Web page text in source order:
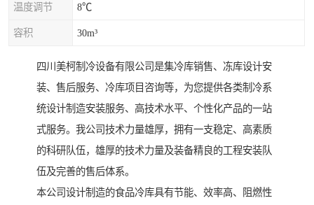
温度调节 8℃
容积 30m³
四川美柯制冷设备有限公司是集冷库销售、冻库设计安
装、售后服务、冷库项目咨询等，为您提供各类制冷系
统设计制造安装服务、高技术水平、个性化产品的一站
式服务。我公司技术力量雄厚，拥有一支稳定、高素质
的科研队伍，雄厚的技术力量及装备精良的工程安装队
伍及完善的售后体系。
本公司设计制造的食品冷库具有节能、效率高、阻燃性